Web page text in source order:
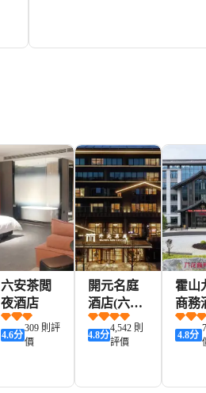
六安茶閲
夜酒店
4.6分
309 則評
價
開元名庭
酒店(六安
文廟街店)
4.8分
4,542 則
評價
霍山
商務
4.8分